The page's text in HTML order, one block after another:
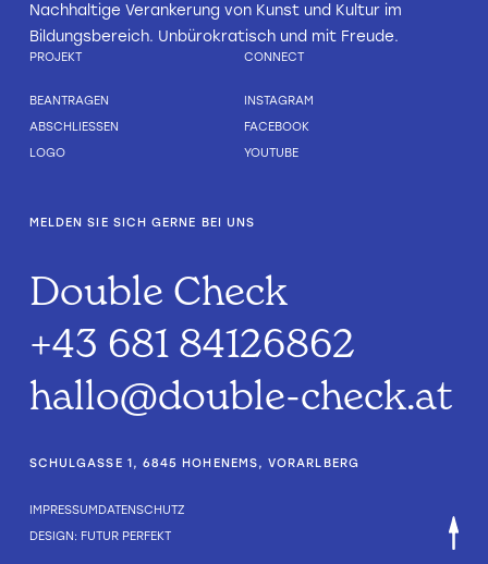
Nachhaltige Verankerung von Kunst und Kultur im
Bildungsbereich. Unbürokratisch und mit Freude.
PROJEKT
BEANTRAGEN
ABSCHLIESSEN
LOGO
CONNECT
INSTAGRAM
FACEBOOK
YOUTUBE
MELDEN SIE SICH GERNE BEI UNS
Double Check
+43 681 84126862
hallo@double-check.at
SCHULGASSE 1, 6845 HOHENEMS, VORARLBERG
IMPRESSUM DATENSCHUTZ
DESIGN: FUTUR PERFEKT